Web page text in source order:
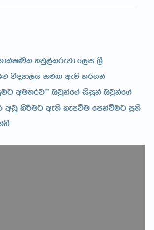
yjq,alrejd f,i Y%S
úoHd,h iuÕ we;s lr.;a
wu;rj” Tjqkaf.a isiqka Tjqkaf.a
wvq lsÍug we;s lemùu fmkaùug m%;s